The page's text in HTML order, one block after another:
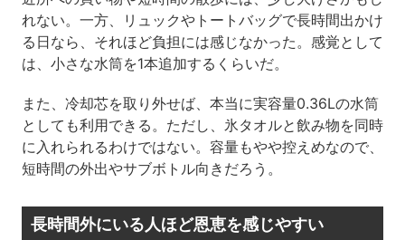
れない。一方、リュックやトートバッグで長時間出かけ
る日なら、それほど負担には感じなかった。感覚として
は、小さな水筒を1本追加するくらいだ。
また、冷却芯を取り外せば、本当に実容量0.36Lの水筒
としても利用できる。ただし、氷タオルと飲み物を同時
に入れられるわけではない。容量もやや控えめなので、
短時間の外出やサブボトル向きだろう。
長時間外にいる人ほど恩恵を感じやすい